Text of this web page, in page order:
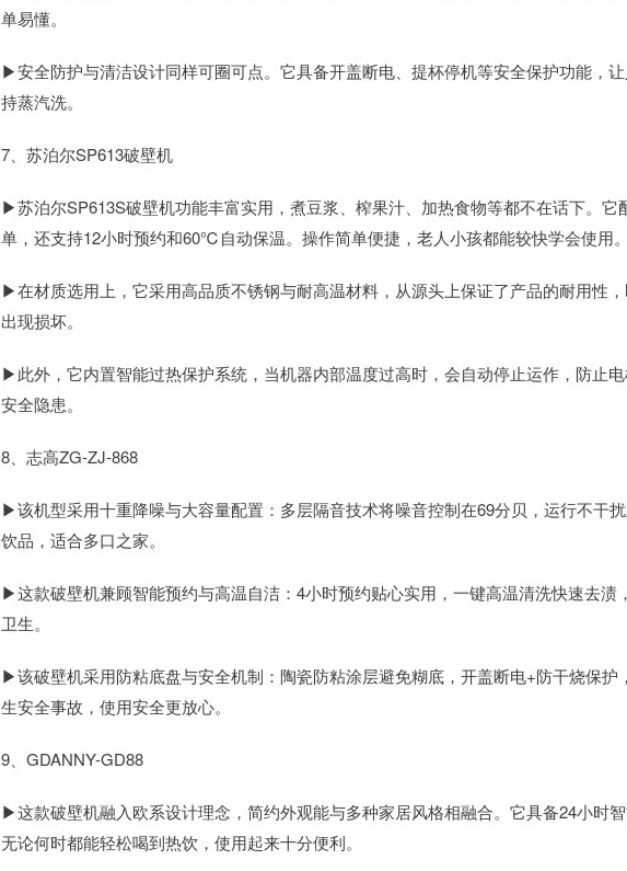
单易懂。
▶安全防护与清洁设计同样可圈可点。它具备开盖断电、提杯停机等安全保护功能，
持蒸汽洗。
7、苏泊尔SP613破壁机
▶苏泊尔SP613S破壁机功能丰富实用，煮豆浆、榨果汁、加热食物等都不在话下。它
单，还支持12小时预约和60℃自动保温。操作简单便捷，老人小孩都能较快学会使用。
▶在材质选用上，它采用高品质不锈钢与耐高温材料，从源头上保证了产品的耐用性
出现损坏。
▶此外，它内置智能过热保护系统，当机器内部温度过高时，会自动停止运作，防止
安全隐患。
8、志高ZG-ZJ-868
▶该机型采用十重降噪与大容量配置：多层隔音技术将噪音控制在69分贝，运行不干
饮品，适合多口之家。
▶这款破壁机兼顾智能预约与高温自洁：4小时预约贴心实用，一键高温清洗快速去渍
卫生。
▶该破壁机采用防粘底盘与安全机制：陶瓷防粘涂层避免糊底，开盖断电+防干烧保护
生安全事故，使用安全更放心。
9、GDANNY-GD88
▶这款破壁机融入欧系设计理念，简约外观能与多种家居风格相融合。它具备24小时
无论何时都能轻松喝到热饮，使用起来十分便利。